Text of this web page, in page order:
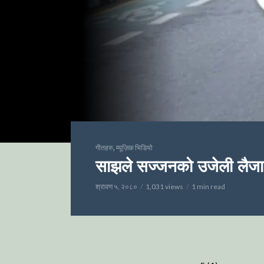
गीतहरु, म्यूज़िक भिडियो
साझले सज्जनको उजेली
श्रावण ५, २०८० 1,031 views 1 min read